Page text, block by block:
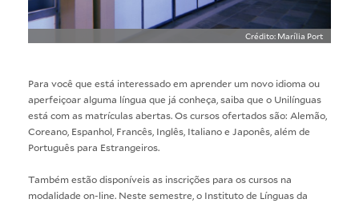
Crédito: Marília Port
Para você que está interessado em aprender um novo idioma ou
aperfeiçoar alguma língua que já conheça, saiba que o Unilínguas
está com as matrículas abertas. Os cursos ofertados são: Alemão,
Coreano, Espanhol, Francês, Inglês, Italiano e Japonês, além de
Português para Estrangeiros.
Também estão disponíveis as inscrições para os cursos na
modalidade on-line. Neste semestre, o Instituto de Línguas da